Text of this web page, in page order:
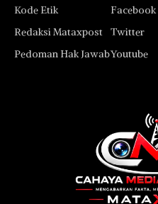
Kode Etik
Redaksi Mataxpost
Pedoman Hak Jawab
Facebook
Twitter
Youtube